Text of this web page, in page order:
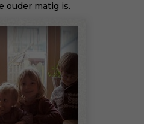
ouder matig is.